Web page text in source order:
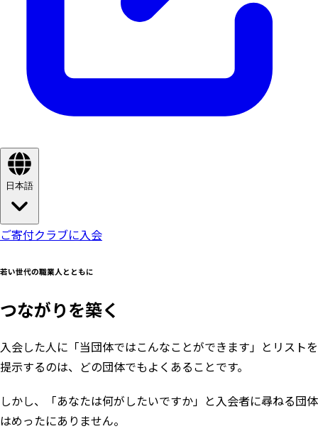
日本語
ご寄付クラブに入会
若い世代の職業人とともに
つながりを築く
入会した人に「当団体ではこんなことができます」とリストを
提示するのは、どの団体でもよくあることです。
しかし、「あなたは何がしたいですか」と入会者に尋ねる団体
はめったにありません。